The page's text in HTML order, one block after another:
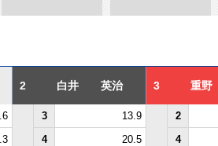
2 白井 英治 3 重
3 13.9 2
4 20.5 4